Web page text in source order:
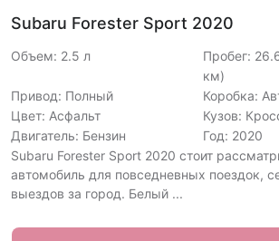
Subaru Forester Sport 2020
Объем: 2.5 л
Пробег:
км)
Привод: Полный
Коробка:
Цвет: Асфальт
Кузов:
Двигатель: Бензин
Год: 2020
Subaru Forester Sport 2020 стоит
автомобиль для повседневных поездок,
выездов за город. Белый ...